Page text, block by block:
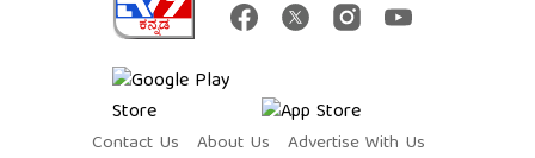
Contact Us About Us Advertise With Us